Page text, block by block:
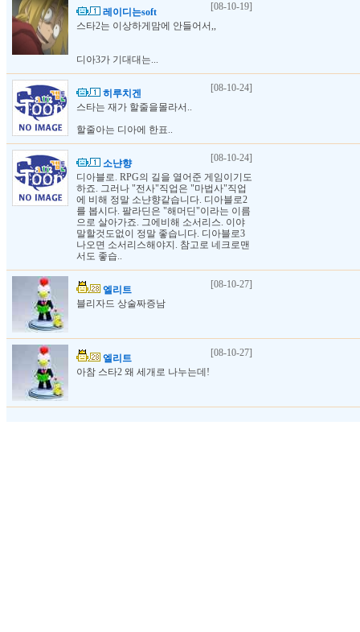
레이디는soft
[08-10-19]
스타2는 이상하게맘에 안들어서,,
디아3가 기대대는...
히루치겐
[08-10-24]
스타는 재가 할줄을몰라서..
할줄아는 디아에 한표..
소냔향
[08-10-24]
디아블로. RPG의 길을 열어준 게임이기도
하죠. 그러나 "전사"직업은 "마법사"직업
에 비해 정말 소냔향같습니다. 디아블로2
를 봅시다. 팔라딘은 "해머딘"이라는 이름
으로 살아가죠. 그에비해 소서리스. 이야
말할것도없이 정말 좋습니다. 디아블로3
나오면 소서리스해야지. 참고로 네크로맨
서도 좋습..
엘리트
[08-10-27]
블리자드 상술짜증남
엘리트
[08-10-27]
아참 스타2 왜 세개로 나누는데!